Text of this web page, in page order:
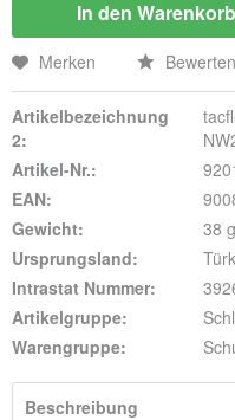
In den Warenkorb
Merken Bewerten
Artikelbezeichnung
2:
Artikel-Nr.:
EAN:
Gewicht:
38 g
Ursprungsland:
Intrastat Nummer:
Artikelgruppe:
Warengruppe:
Beschreibung